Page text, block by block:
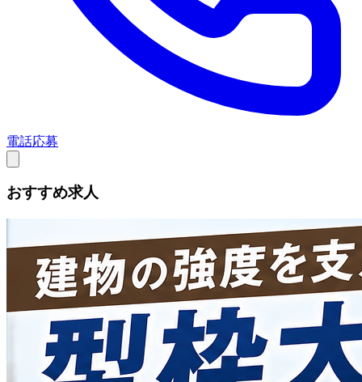
電話応募
おすすめ求人